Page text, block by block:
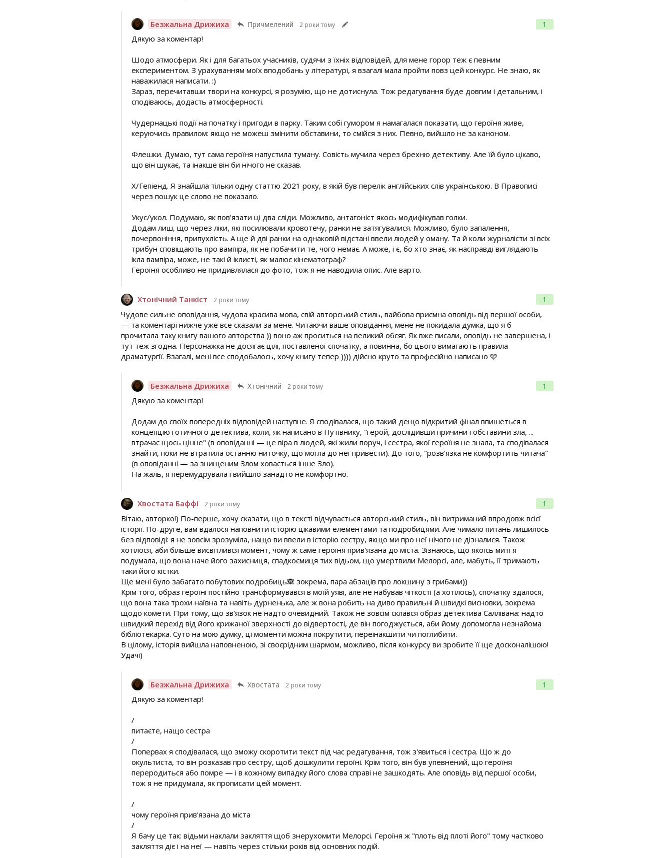
Безжальна Дрижиха Причмелений 2 роки тому
1
Дякую за коментар!
Шодо атмосфери. Як і для багатьох учасників, судячи з їхніх відповідей, для мене горор теж є певним
експериментом. З урахуванням моїх вподобань у літературі, я взагалі мала пройти повз цей конкурс. Не знаю, як
наважилася написати. :)
Зараз, перечитавши твори на конкурсі, я розумію, що не дотиснула. Тож редагування буде довгим і детальним, і
сподіваюсь, додасть атмосферності.
Чудернацькі події на початку і пригоди в парку. Таким собі гумором я намагалася показати, що героїня живе,
керуючись правилом: якщо не можеш змінити обставини, то смійся з них. Певно, вийшло не за каноном.
Флешки. Думаю, тут сама героїня напустила туману. Совість мучила через брехню детективу. Але їй було цікаво,
що він шукає, та інакше він би нічого не сказав.
Х/Гепіенд. Я знайшла тільки одну статтю 2021 року, в якій був перелік англійських слів українською. В Правописі
через пошук це слово не показало.
Укус/укол. Подумаю, як пов'язати ці два сліди. Можливо, антагоніст якось модифікував голки.
Додам лиш, що через ліки, які посилювали кровотечу, ранки не затягувалися. Можливо, було запалення,
почервоніння, припухлість. А ще й дві ранки на однаковій відстані ввели людей у оману. Та й коли журналісти зі всіх
трибун сповіщають про вампіра, як не побачити те, чого немає. А може, і є, бо хто знає, як насправді виглядають
ікла вампіра, може, не такі й іклисті, як малює кінематограф?
Героїня особливо не придивлялася до фото, тож я не наводила опис. Але варто.
Хтонічний Танкіст 2 роки тому
1
Чудове сильне оповідання, чудова красива мова, свій авторський стиль, вайбова приємна оповідь від першої особи,
— та коментарі нижче уже все сказали за мене. Читаючи ваше оповідання, мене не покидала думка, що я б
прочитала таку книгу вашого авторства )) воно аж проситься на великий обсяг. Як вже писали, оповідь не завершена, і
тут теж згодна. Персонажка не досягає цілі, поставленої спочатку, а повинна, бо цього вимагають правила
драматургії. Взагалі, мені все сподобалось, хочу книгу тепер )))) дійсно круто та професійно написано 🩷
Безжальна Дрижиха Хтонічний 2 роки тому
1
Дякую за коментар!
Додам до своїх попередніх відповідей наступне. Я сподівалася, що такий дещо відкритий фінал впишеться в
концепцію готичного детектива, коли, як написано в Путівнику, "герой, дослідивши причини і обставини зла, ...
втрачає щось цінне" (в оповіданні — це віра в людей, які жили поруч, і сестра, якої героїня не знала, та сподівалася
знайти, поки не втратила останню ниточку, що могла до неї привести). До того, "розв'язка не комфортить читача"
(в оповіданні — за знищеним Злом ховається інше Зло).
На жаль, я перемудрувала і вийшло занадто не комфортно.
Хвостата Баффі 2 роки тому
1
Вітаю, авторко!) По-перше, хочу сказати, що в тексті відчувається авторський стиль, він витриманий впродовж всієї
історії. По-друге, вам вдалося наповнити історію цікавими елементами та подробицями. Але чимало питань лишилось
без відповіді: я не зовсім зрозуміла, нащо ви ввели в історію сестру, якщо ми про неї нічого не дізналися. Також
хотілося, аби більше висвітлився момент, чому ж саме героїня прив'язана до міста. Зізнаюсь, що якоїсь миті я
подумала, що вона наче його захисниця, спадкоємиця тих відьом, що умертвили Мелорсі, але, мабуть, її тримають
таки його кістки.
Ще мені було забагато побутових подробиць🙈 зокрема, пара абзаців про локшину з грибами))
Крім того, образ героїні постійно трансформувався в моїй уяві, але не набував чіткості (а хотілось), спочатку здалося,
що вона така трохи наївна та навіть дурненька, але ж вона робить на диво правильні й швидкі висновки, зокрема
щодо комети. При тому, що зв'язок не надто очевидний. Також не зовсім склався образ детектива Саллівана: надто
швидкий перехід від його крижаної зверхності до відвертості, де він погоджується, аби йому допомогла незнайома
бібліотекарка. Суто на мою думку, ці моменти можна покрутити, переінакшити чи поглибити.
В цілому, історія вийшла наповненою, зі своєрідним шармом, можливо, після конкурсу ви зробите її ще досконалішою!
Удачі)
Безжальна Дрижиха Хвостата 2 роки тому
1
Дякую за коментар!
/
питаєте, нащо сестра
/
Попервах я сподівалася, що зможу скоротити текст під час редагування, тож з'явиться і сестра. Що ж до
окультиста, то він розказав про сестру, щоб дошкулити героїні. Крім того, він був упевнений, що героїня
переродиться або помре — і в кожному випадку його слова справі не зашкодять. Але оповідь від першої особи,
тож я не придумала, як прописати цей момент.
/
чому героїня прив'язана до міста
/
Я бачу це так: відьми наклали закляття щоб знерухомити Мелорсі. Героїня ж "плоть від плоті його" тому частково
закляття діє і на неї — навіть через стільки років від основних подій.